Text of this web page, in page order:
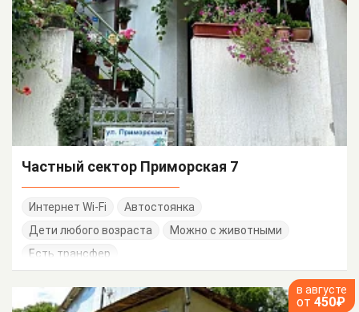
Частный сектор Приморская 7
Интернет Wi-Fi
Автостоянка
Дети любого возраста
Можно с животными
Есть трансфер
в августе
от 450₽